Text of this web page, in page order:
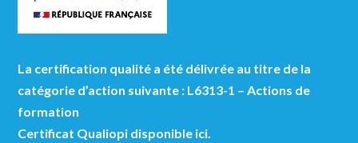
La certification qualité a été délivrée au titre de la
catégorie d’action suivante : L6313-1 – Actions de
formation
Certificat Qualiopi disponible ici.